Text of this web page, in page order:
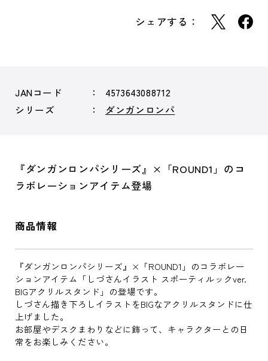
シェアする：
JANコード
4573643088712
シリーズ
ダンガンロンパ
『ダンガンロンパシリーズ』×「ROUND1」のコ
ラボレーションアイテム登場
商品情報
『ダンガンロンパシリーズ』×「ROUND1」のコラボレー
ションアイテム「しづさんイラスト スポーティルックver.
BIGアクリルスタンド」の登場です。
しづさん描き下ろしイラストをBIGなアクリルスタンドに仕
上げました。
お部屋やデスクまわりなどに飾って、キャラクターとの日
常をお楽しみください。